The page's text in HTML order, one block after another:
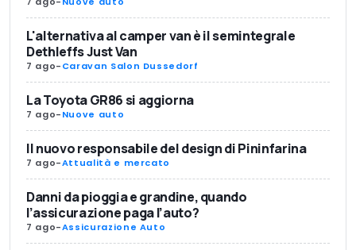
L'alternativa al camper van è il semintegrale
Dethleffs Just Van
7 ago-Caravan Salon Dussedorf
La Toyota GR86 si aggiorna
7 ago-Nuove auto
Il nuovo responsabile del design di Pininfarina
7 ago-Attualità e mercato
Danni da pioggia e grandine, quando
l’assicurazione paga l’auto?
7 ago-Assicurazione Auto